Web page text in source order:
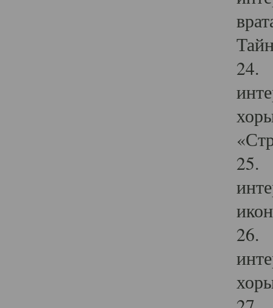
24.
25.
26.